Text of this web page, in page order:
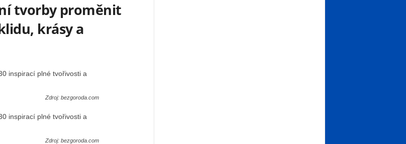
tvorby proměnit
krásy a
Zdroj: bezgoroda.com
Zdroj: bezgoroda.com